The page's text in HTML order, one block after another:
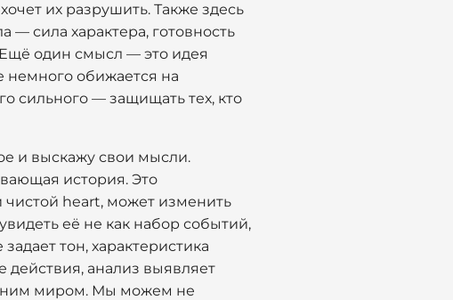
их разрушить. Также здесь
— сила характера, готовность
один смысл — это идея
немного обижается на
сильного — защищать тех, кто
и выскажу свои мысли.
история. Это
чистой heart, может изменить
её не как набор событий,
тон, характеристика
действия, анализ выявляет
миром. Мы можем не